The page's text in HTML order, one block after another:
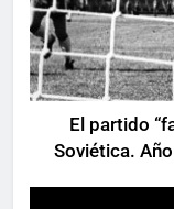
El partido
Soviética.